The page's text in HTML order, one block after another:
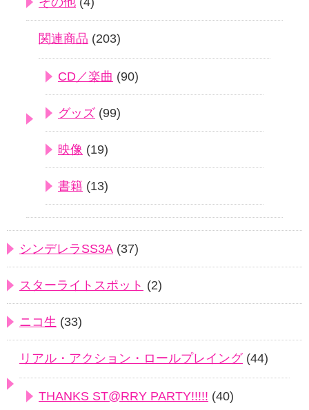
関連商品 (203)
CD／楽曲 (90)
グッズ (99)
映像 (19)
書籍 (13)
シンデレラSS3A (37)
スターライトスポット (2)
ニコ生 (33)
リアル・アクション・ロールプレイング(44)
THANKS ST@RRY PARTY!!!!! (40)